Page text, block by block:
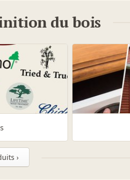
du bois
›